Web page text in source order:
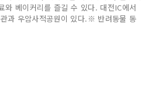
와 베이커리를 즐길 수 있다. 대전IC에서
과 우암사적공원이 있다.※ 반려동물 동